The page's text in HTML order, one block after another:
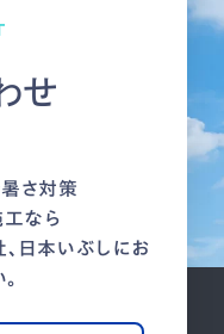
せ
さ対策
工なら
日本いぶしにお